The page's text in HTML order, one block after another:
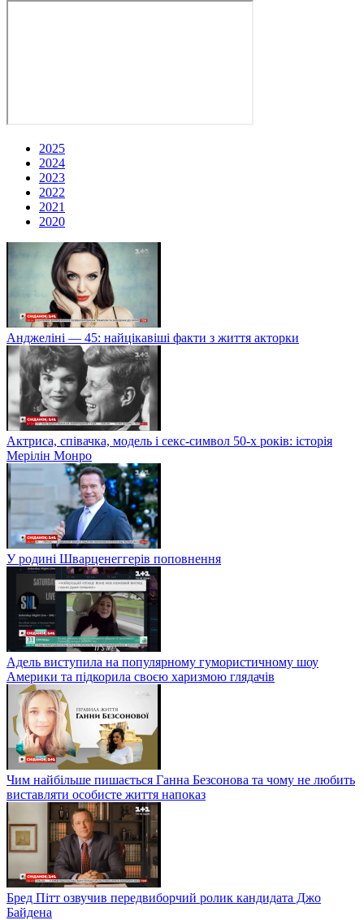
2025
2024
2023
2022
2021
2020
Анджеліні — 45: найцікавіші факти з життя акторки
Актриса, співачка, модель і секс-символ 50-х років: історія
Мерілін Монро
У родині Шварценеггерів поповнення
Адель виступила на популярному гумористичному шоу
Америки та підкорила своєю харизмою глядачів
Чим найбільше пишається Ганна Безсонова та чому не любить
виставляти особисте життя напоказ
Бред Пітт озвучив передвиборчий ролик кандидата Джо
Байдена